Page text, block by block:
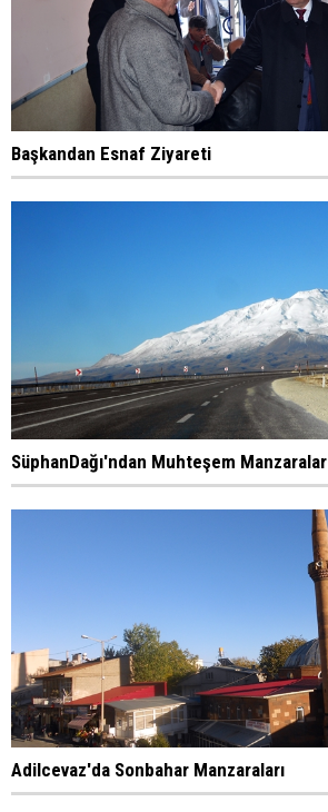
Başkandan Esnaf Ziyareti
SüphanDağı'ndan Muhteşem Manzaralar
Adilcevaz'da Sonbahar Manzaraları